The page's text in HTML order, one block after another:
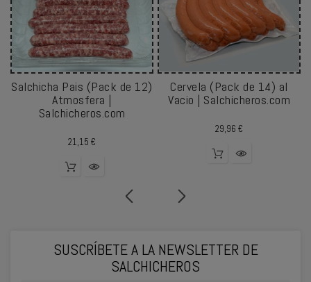
Salchicha Pais (Pack de 12)
Atmosfera |
Salchicheros.com
21,15 €
Cervela (Pack de 14) al
Vacio | Salchicheros.com
29,96 €
SUSCRÍBETE A LA NEWSLETTER DE
SALCHICHEROS